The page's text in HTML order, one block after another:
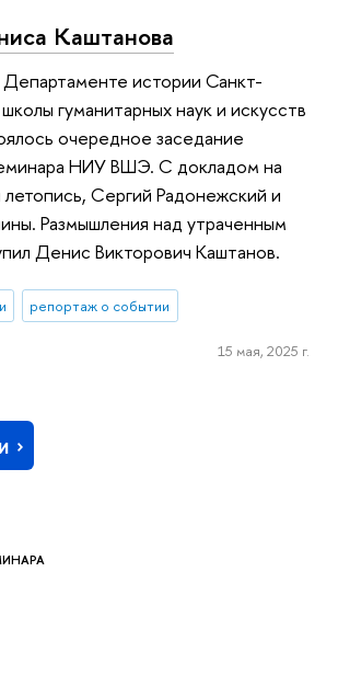
Каштанова
Департаменте истории Санкт-
гуманитарных наук и искусств
очередное заседание
НИУ ВШЭ. С докладом на
Сергий Радонежский и
Размышления над утраченным
Денис Викторович Каштанов.
репортаж о событии
15 мая, 2025 г.